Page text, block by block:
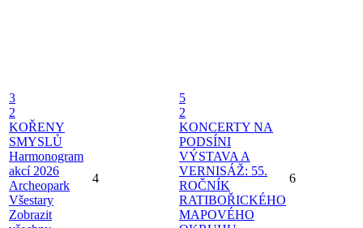
3
2
KOŘENY
SMYSLŮ
Harmonogram
akcí 2026
Archeopark
Všestary
Zobrazit
4
5
2
KONCERTY NA
PODSÍNI
VÝSTAVA A
VERNISÁŽ: 55.
ROČNÍK
RATIBOŘICKÉHO
MAPOVÉHO
6